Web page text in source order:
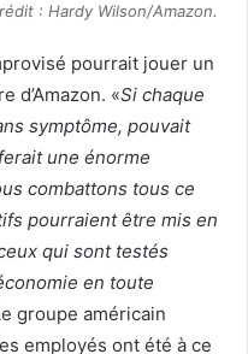
: Hardy Wilson/Amazon.
pourrait jouer un
d’Amazon. «Si chaque
symptôme, pouvait
une énorme
combattons tous ce
pourraient être mis en
qui sont testés
en toute
groupe américain
employés ont été à ce